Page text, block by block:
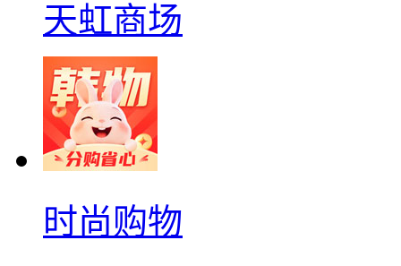
天虹商场
时尚购物